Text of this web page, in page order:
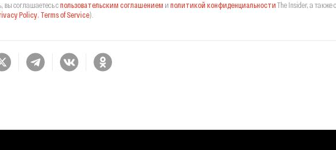
вы соглашаетесь спользовательским соглашением и политикой конфиденциальности The Insider, а также
Policy, Terms of Service).